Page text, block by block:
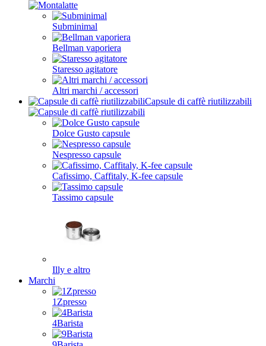
Subminimal
Bellman vaporiera
Staresso agitatore
Altri marchi / accessori
Capsule di caffè riutilizzabili
Dolce Gusto capsule
Nespresso capsule
Cafissimo, Caffitaly, K-fee capsule
Tassimo capsule
Illy e altro
Marchi
1Zpresso
4Barista